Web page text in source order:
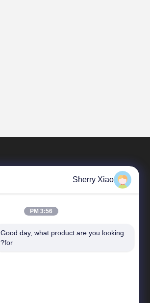
المنتجات
Sherry Xiao
3:56 PM
Good day, what product are you looking
for?